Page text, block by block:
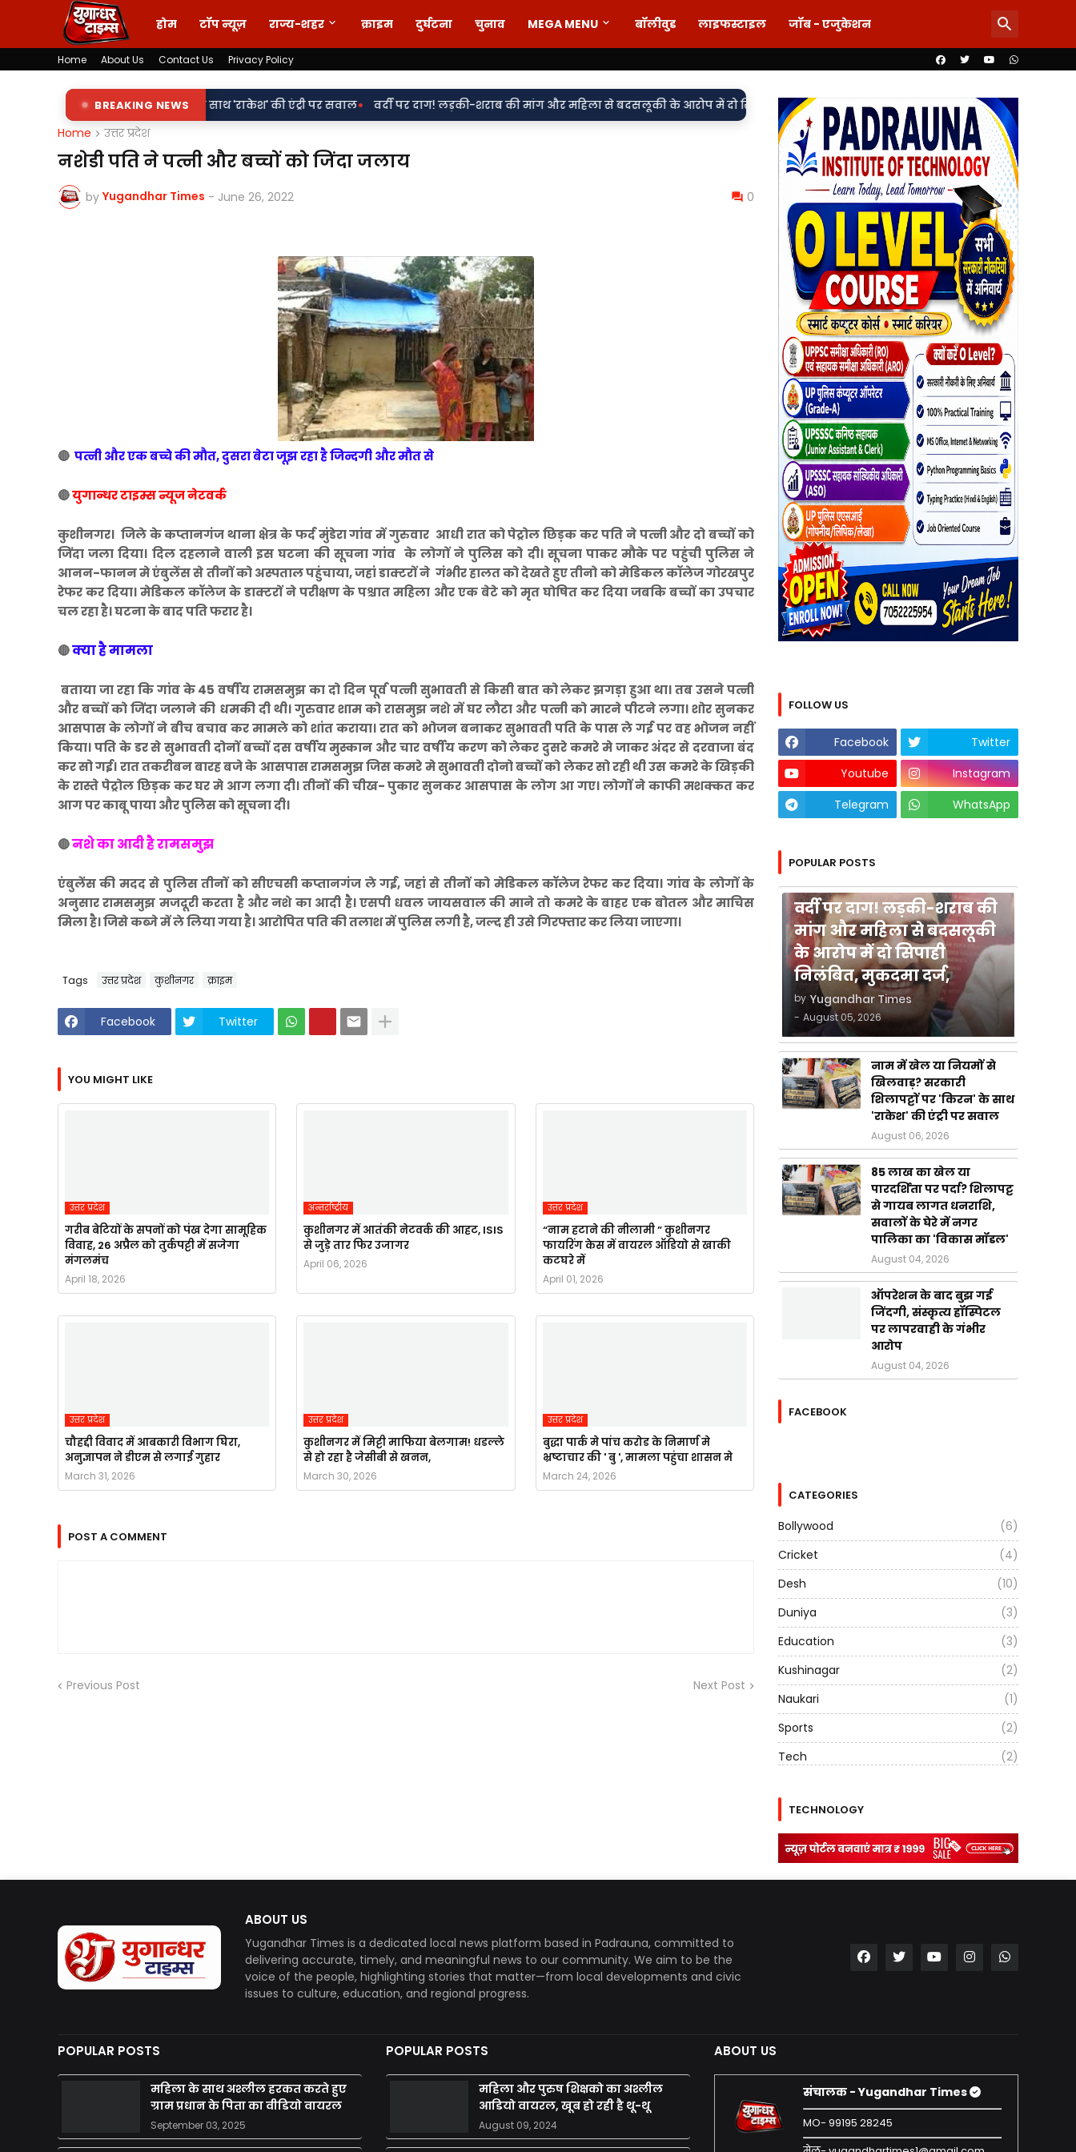
होम टॉप न्यूज़ राज्य-शहर क्राइम दुर्घटना चुनाव MEGA MENU बॉलीवुड लाइफस्टाइल जॉब - एजुकेशन
Home About Us Contact Us Privacy Policy
BREAKING NEWS
शिलापट्टों पर 'किरन' के साथ 'राकेश' की एंट्री पर सवाल• वर्दी पर दाग! लड़की-शराब की मांग और महिला से बदसलूकी के आरोप में दो सिपाही निलंबित, मुकदमा दर्ज,• 85 लाख का खेल या पारदर्शिता पर पर्दा?
Home उत्तर प्रदेश
नशेडी पति ने पत्नी और बच्चों को जिंदा जलाय
by Yugandhar Times - June 26, 2022 0
🔴 पत्नी और एक बच्चे की मौत, दुसरा बेटा जूझ रहा है जिन्दगी और मौत से
🔴युगान्धर टाइम्स न्यूज नेटवर्क
कुशीनगर। जिले के कप्तानगंज थाना क्षेत्र के फर्द मुंडेरा गांव में गुरुवार आधी रात को पेट्रोल छिड़क कर पति ने पत्नी और दो बच्चों को
जिंदा जला दिया। दिल दहलाने वाली इस घटना की सूचना गांव के लोगों ने पुलिस को दी। सूचना पाकर मौके पर पहुंची पुलिस ने
आनन-फानन मे एंबुलेंस से तीनों को अस्पताल पहुंचाया, जहां डाक्टरों ने गंभीर हालत को देखते हुए तीनो को मेडिकल कॉलेज गोरखपुर
रेफर कर दिया। मेडिकल कॉलेज के डाक्टरों ने परीक्षण के पश्चात महिला और एक बेटे को मृत घोषित कर दिया जबकि बच्चों का उपचार
चल रहा है। घटना के बाद पति फरार है।
🔴क्या है मामला
बताया जा रहा कि गांव के 45 वर्षीय रामसमुझ का दो दिन पूर्व पत्नी सुभावती से किसी बात को लेकर झगड़ा हुआ था। तब उसने पत्नी
और बच्चों को जिंदा जलाने की धमकी दी थी। गुरुवार शाम को रासमुझ नशे में घर लौटा और पत्नी को मारने पीटने लगा। शोर सुनकर
आसपास के लोगों ने बीच बचाव कर मामले को शांत कराया। रात को भोजन बनाकर सुभावती पति के पास ले गई पर वह भोजन नहीं
किया। पति के डर से सुभावती दोनों बच्चों दस वर्षीय मुस्कान और चार वर्षीय करण को लेकर दुसरे कमरे मे जाकर अंदर से दरवाजा बंद
कर सो गई। रात तकरीबन बारह बजे के आसपास रामसमुझ जिस कमरे मे सुभावती दोनो बच्चों को लेकर सो रही थी उस कमरे के खिड़की
के रास्ते पेट्रोल छिड़क कर घर मे आग लगा दी। तीनों की चीख- पुकार सुनकर आसपास के लोग आ गए। लोगों ने काफी मशक्कत कर
आग पर काबू पाया और पुलिस को सूचना दी।
🔴नशे का आदी है रामसमुझ
एंबुलेंस की मदद से पुलिस तीनों को सीएचसी कप्तानगंज ले गई, जहां से तीनों को मेडिकल कॉलेज रेफर कर दिया। गांव के लोगों के
अनुसार रामसमुझ मजदूरी करता है और नशे का आदी है। एसपी धवल जायसवाल की माने तो कमरे के बाहर एक बोतल और माचिस
मिला है। जिसे कब्जे में ले लिया गया है। आरोपित पति की तलाश में पुलिस लगी है, जल्द ही उसे गिरफ्तार कर लिया जाएगा।
Tags उत्तर प्रदेश कुशीनगर क्राइम
Facebook Twitter
YOU MIGHT LIKE
उत्तर प्रदेश
गरीब बेटियों के सपनों को पंख देगा सामूहिक
विवाह, 26 अप्रैल को तुर्कपट्टी में सजेगा
मंगलमंच
April 18, 2026
अन्तर्राष्ट्रीय
कुशीनगर में आतंकी नेटवर्क की आहट, ISIS
से जुड़े तार फिर उजागर
April 06, 2026
उत्तर प्रदेश
“नाम हटाने की नीलामी ” कुशीनगर
फायरिंग केस में वायरल ऑडियो से खाकी
कटघरे में
April 01, 2026
उत्तर प्रदेश
चौहद्दी विवाद में आबकारी विभाग घिरा,
अनुज्ञापन ने डीएम से लगाई गुहार
March 31, 2026
उत्तर प्रदेश
कुशीनगर में मिट्टी माफिया बेलगाम! धडल्ले
से हो रहा है जेसीबी से खनन,
March 30, 2026
उत्तर प्रदेश
बुद्धा पार्क मे पांच करोड के निमार्ण मे
भ्रष्टाचार की ' बु ', मामला पहुंचा शासन मे
March 24, 2026
POST A COMMENT
Previous Post Next Post
FOLLOW US
Facebook
Twitter
Youtube
Instagram
Telegram
WhatsApp
POPULAR POSTS
वर्दी पर दाग! लड़की-शराब की
मांग और महिला से बदसलूकी
के आरोप में दो सिपाही
निलंबित, मुकदमा दर्ज,
by Yugandhar Times
- August 05, 2026
नाम में खेल या नियमों से
खिलवाड़? सरकारी
शिलापट्टों पर 'किरन' के साथ
'राकेश' की एंट्री पर सवाल
August 06, 2026
85 लाख का खेल या
पारदर्शिता पर पर्दा? शिलापट्ट
से गायब लागत धनराशि,
सवालों के घेरे में नगर
पालिका का 'विकास मॉडल'
August 04, 2026
ऑपरेशन के बाद बुझ गई
जिंदगी, संस्कृत्य हॉस्पिटल
पर लापरवाही के गंभीर
आरोप
August 04, 2026
FACEBOOK
CATEGORIES
Bollywood
(6)
Cricket
(4)
Desh
(10)
Duniya
(3)
Education
(3)
Kushinagar
(2)
Naukari
(1)
Sports
(2)
Tech
(2)
TECHNOLOGY
ABOUT US
Yugandhar Times is a dedicated local news platform based in Padrauna, committed to
delivering accurate, timely, and meaningful news to our community. We aim to be the
voice of the people, highlighting stories that matter—from local developments and civic
issues to culture, education, and regional progress.
POPULAR POSTS
महिला के साथ अश्लील हरकत करते हुए
ग्राम प्रधान के पिता का वीडियो वायरल
September 03, 2025
POPULAR POSTS
महिला और पुरुष शिक्षको का अश्लील
आडियो वायरल, खूब हो रही है थू-थू
August 09, 2024
ABOUT US
संचालक - Yugandhar Times
MO- 99195 28245